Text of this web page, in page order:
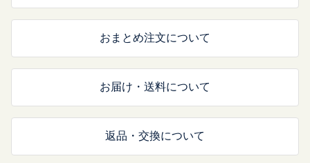
おまとめ注文について
お届け・送料について
返品・交換について